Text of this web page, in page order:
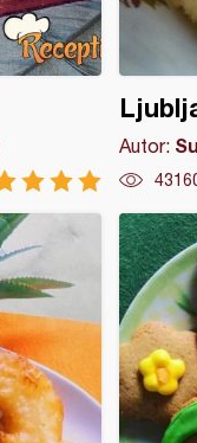
Autor: